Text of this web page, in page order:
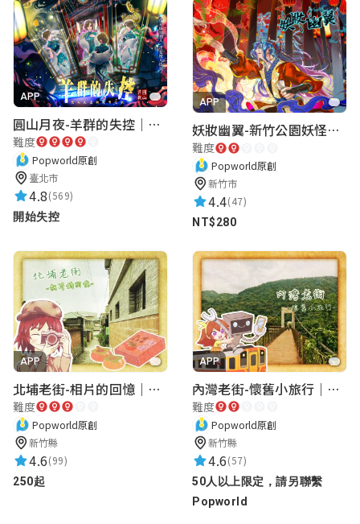
APP
圓山月夜-羊群的失控｜圓山飯店 ARG實境解謎遊戲
難度
Popworld原創
臺北市
4.8(569)
開始失控
APP
妖妝幽翼-新竹公園妖怪懸疑事件
難度
Popworld原創
新竹市
4.4(47)
NT$280
APP
北埔老街-相片的回憶｜新竹老街城市解謎
難度
Popworld原創
新竹縣
4.6(99)
250起
APP
內灣老街-懷舊小旅行｜新竹老街城市解謎
難度
Popworld原創
新竹縣
4.6(57)
50人以上限定，請另聯繫
Popworld